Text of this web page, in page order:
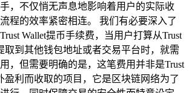
，不仅悄无声息地影响着用户的实际收
程的效率紧密相连。 我们有必要深入了
Wallet提币手续费，当用户打算从Trust
取到其他钱包地址或者交易平台时，就需
，但需要明确的是，这笔费用并非是Trust
盈利而收取的项目，它是区块链网络为了